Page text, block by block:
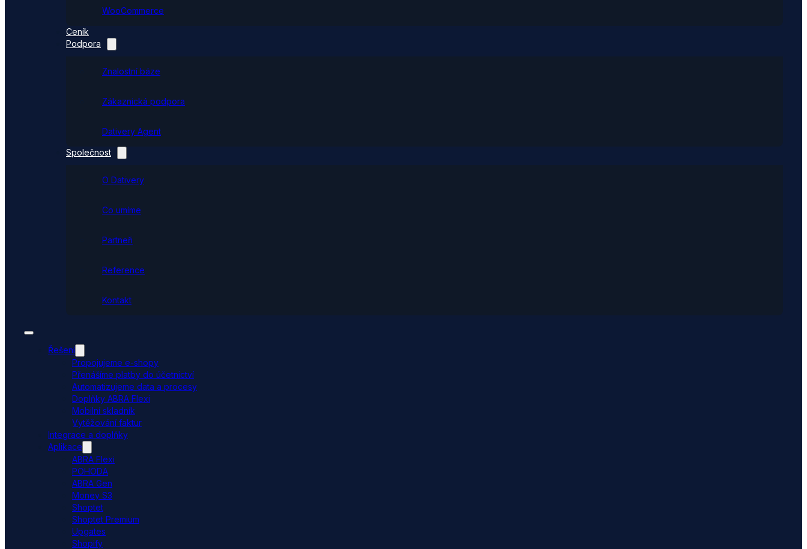
WooCommerce
Ceník
Podpora
Znalostní báze
Zákaznická podpora
Dativery Agent
Společnost
O Dativery
Co umíme
Partneři
Reference
Kontakt
Řešení
Propojujeme e-shopy
Přenášíme platby do účetnictví
Automatizujeme data a procesy
Doplňky ABRA Flexi
Mobilní skladník
Vytěžování faktur
Integrace a doplňky
Aplikace
ABRA Flexi
POHODA
ABRA Gen
Money S3
Shoptet
Shoptet Premium
Upgates
Shopify